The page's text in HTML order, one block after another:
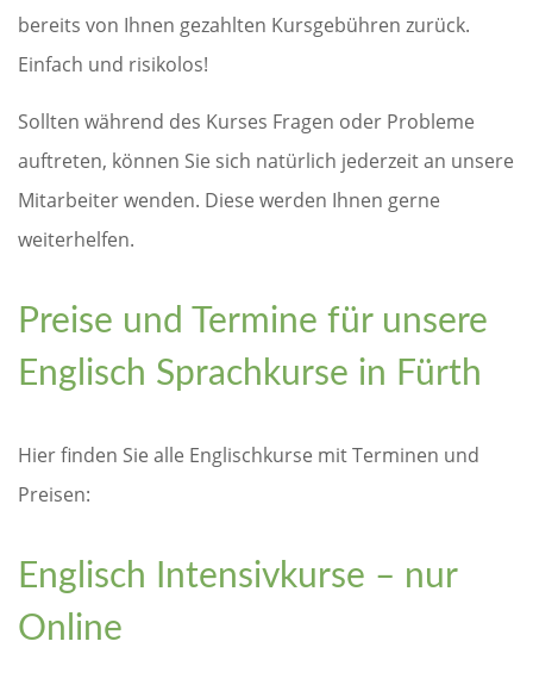
bereits von Ihnen gezahlten Kursgebühren zurück.
Einfach und risikolos!
Sollten während des Kurses Fragen oder Probleme
auftreten, können Sie sich natürlich jederzeit an unsere
Mitarbeiter wenden. Diese werden Ihnen gerne
weiterhelfen.
Preise und Termine für unsere
Englisch Sprachkurse in Fürth
Hier finden Sie alle Englischkurse mit Terminen und
Preisen:
Englisch Intensivkurse – nur
Online